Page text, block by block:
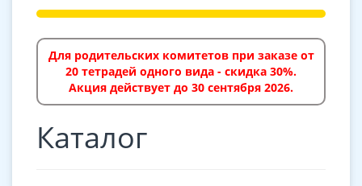
Для родительских комитетов при заказе от
20 тетрадей одного вида - скидка 30%.
Акция действует до 30 сентября 2026.
Каталог